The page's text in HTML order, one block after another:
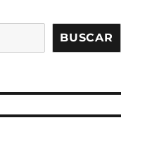
BUSCAR